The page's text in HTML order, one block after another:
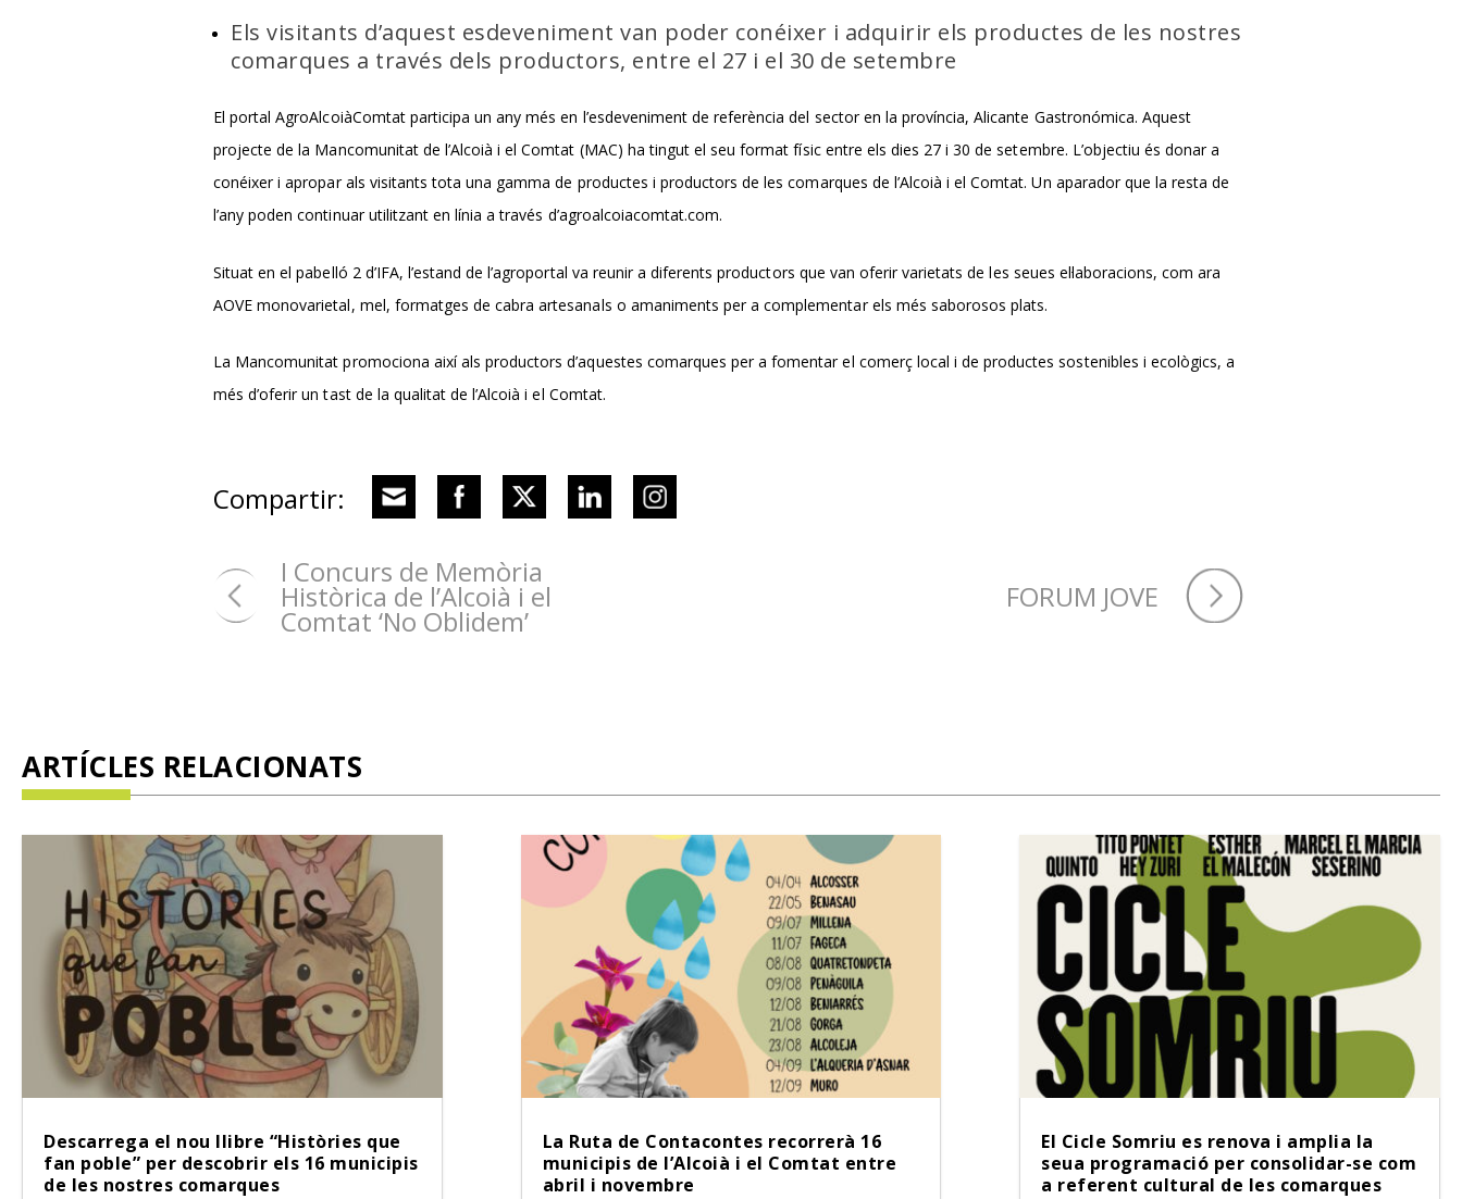
Els visitants d’aquest esdeveniment van poder conéixer i adquirir els productes de les nostres
comarques a través dels productors, entre el 27 i el 30 de setembre
El portal AgroAlcoiàComtat participa un any més en l’esdeveniment de referència del sector en la província, Alicante Gastronómica. Aquest
projecte de la Mancomunitat de l’Alcoià i el Comtat (MAC) ha tingut el seu format físic entre els dies 27 i 30 de setembre. L’objectiu és donar a
conéixer i apropar als visitants tota una gamma de productes i productors de les comarques de l’Alcoià i el Comtat. Un aparador que la resta de
l’any poden continuar utilitzant en línia a través d’agroalcoiacomtat.com.
Situat en el pabelló 2 d’IFA, l’estand de l’agroportal va reunir a diferents productors que van oferir varietats de les seues el·laboracions, com ara
AOVE monovarietal, mel, formatges de cabra artesanals o amaniments per a complementar els més saborosos plats.
La Mancomunitat promociona així als productors d’aquestes comarques per a fomentar el comerç local i de productes sostenibles i ecològics, a
més d’oferir un tast de la qualitat de l’Alcoià i el Comtat.
Compartir:
I Concurs de Memòria
Històrica de l’Alcoià i el
Comtat ‘No Oblidem’
FORUM JOVE
ARTÍCLES RELACIONATS
Descarrega el nou llibre “Històries que
fan poble” per descobrir els 16 municipis
de les nostres comarques
La Ruta de Contacontes recorrerà 16
municipis de l’Alcoià i el Comtat entre
abril i novembre
El Cicle Somriu es renova i amplia la
seua programació per consolidar-se com
a referent cultural de les comarques